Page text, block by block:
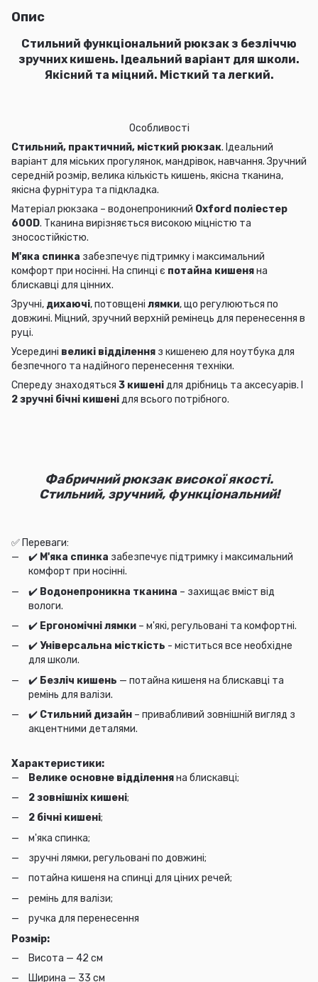
Опис
Стильний функціональний рюкзак з безліччю
зручних кишень. Ідеальний варіант для школи.
Якісний та міцний. Місткий та легкий.
Особливості
Стильний, практичний, місткий рюкзак. Ідеальний
варіант для міських прогулянок, мандрівок, навчання. Зручний
середній розмір, велика кількість кишень, якісна тканина,
якісна фурнітура та підкладка.
Матеріал рюкзака – водонепроникний Oxford поліестер
600D. Тканина вирізняється високою міцністю та
зносостійкістю.
М'яка спинка забезпечує підтримку і максимальний
комфорт при носінні. На спинці є потайна кишеняна
блискавці для цінних.
Зручні, дихаючі, потовщені лямки, що регулюються по
довжині. Міцний, зручний верхній ремінець для перенесення в
руці.
Усередині великі відділення з кишенею для ноутбука для
безпечного та надійного перенесення техніки.
Спереду знаходяться 3 кишенідля дрібниць та аксесуарів. І
2 зручні бічні кишенідля всього потрібного.
Фабричний рюкзак високої якості.
Стильний, зручний, функціональний!
✅ Переваги:
✔️ М'яка спинка забезпечує підтримку і максимальний
комфорт при носінні.
✔️ Водонепроникна тканина – захищає вміст від
вологи.
✔️ Ергономічні лямки – м'які, регульовані та комфортні.
✔️Універсальна місткість - міститься все необхідне
для школи.
✔️ Безліч кишень — потайна кишеня на блискавці та
ремінь для валізи.
✔️ Стильний дизайн – привабливий зовнішній вигляд з
акцентними деталями.
Характеристики:
Велике основне відділенняна блискавці;
2 зовнішніх кишені;
2 бічні кишені;
м'яка спинка;
зручні лямки, регульовані по довжині;
потайна кишеня на спинці для ціних речей;
ремінь для валізи;
ручка для перенесення
Розмір:
Висота — 42 см
Ширина — 33 см